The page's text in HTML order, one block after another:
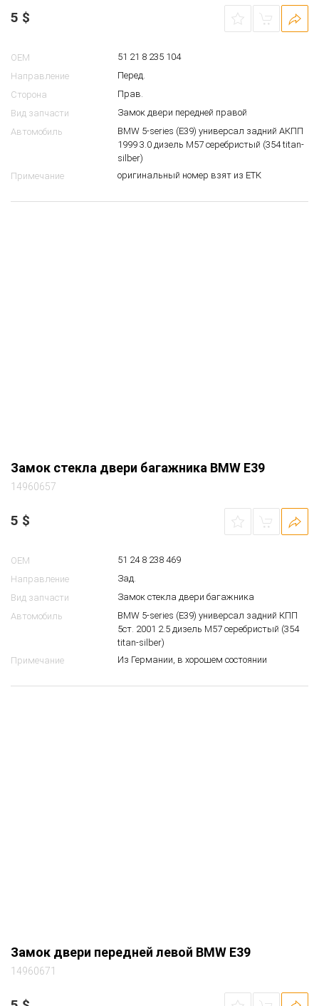
5 $
OEM
51 21 8 235 104
Направление
Перед.
Сторона
Прав.
Вид запчасти
Замок двери передней правой
Автомобиль
BMW 5-series (E39) универсал задний АКПП
1999 3.0 дизель M57 серебристый (354 titan-
silber)
Примечание
оригинальный номер взят из ЕТК
Замок стекла двери багажника BMW E39
14960657
5 $
OEM
51 24 8 238 469
Направление
Зад.
Вид запчасти
Замок стекла двери багажника
Автомобиль
BMW 5-series (E39) универсал задний КПП
5ст. 2001 2.5 дизель M57 серебристый (354
titan-silber)
Примечание
Из Германии, в хорошем состоянии
Замок двери передней левой BMW E39
14960671